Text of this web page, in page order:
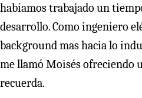
habíamos trabajado un
desarrollo. Como ingeniero
background mas hacia lo
me llamó Moisés ofreciendo
recuerda.